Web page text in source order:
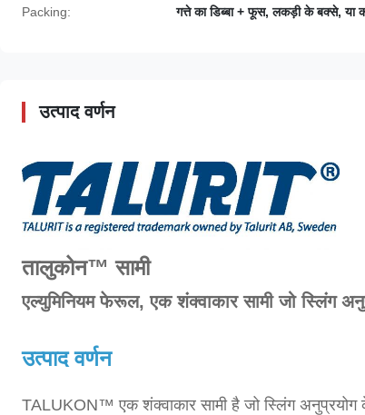
Packing: गत्ते का डिब्बा + फूस, लकड़ी के बक्से, या
उत्पाद वर्णन
तालुकोन™ सामी
एल्युमिनियम फेरूल, एक शंक्वाकार सामी जो स्लिंग
उत्पाद वर्णन
TALUKON™ एक शंक्वाकार सामी है जो स्लिंग अनुप्रयोग